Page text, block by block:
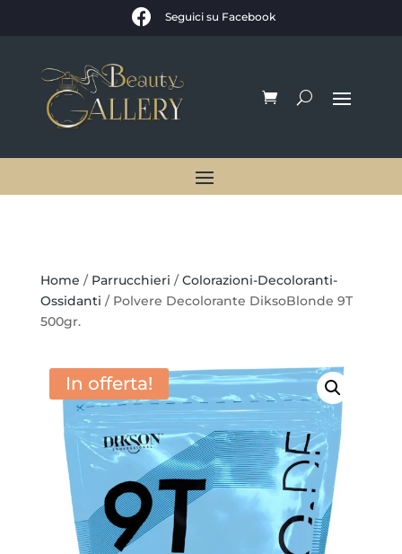
 Seguici su Facebook
Home / Parrucchieri /Colorazioni-Decoloranti-
Ossidanti / Polvere Decolorante DiksoBlonde 9T
500gr.
In offerta!